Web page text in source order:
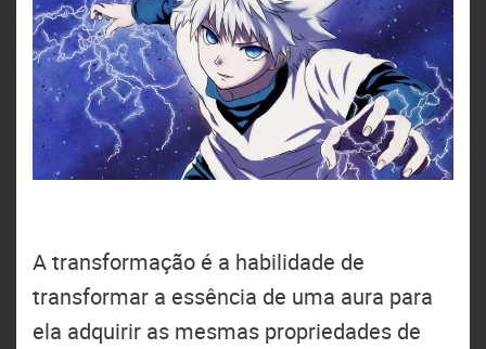
A transformação é a habilidade de
transformar a essência de uma aura para
ela adquirir as mesmas propriedades de